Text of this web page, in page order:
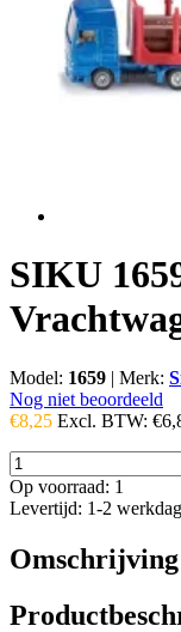
SIKU
Model: 1659 | Merk:
Nog niet beoordeeld
€8,25 Excl. BTW:
Op voorraad: 1
Levertijd: 1-2
Omschrijving